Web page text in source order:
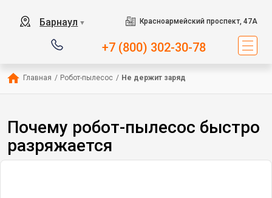
Барнаул ▼ Красноармейский проспект, 47А
+7 (800) 302-30-78
Главная / Робот-пылесос / Не держит заряд
Почему робот-пылесос быстро
разряжается